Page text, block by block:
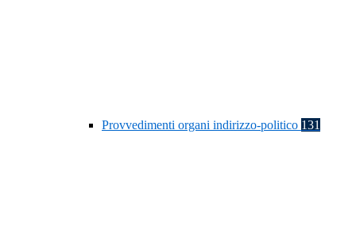
Provvedimenti organi indirizzo-politico 131